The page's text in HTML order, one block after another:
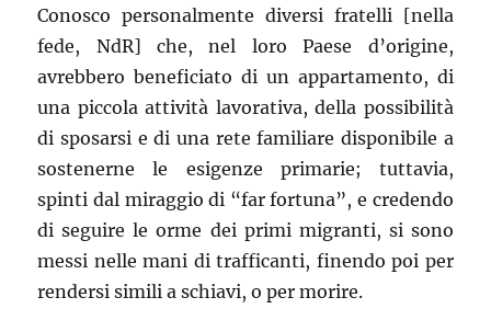
Conosco personalmente diversi fratelli [nella
fede, NdR] che, nel loro Paese d’origine,
avrebbero beneficiato di un appartamento, di
una piccola attività lavorativa, della possibilità
di sposarsi e di una rete familiare disponibile a
sostenerne le esigenze primarie; tuttavia,
spinti dal miraggio di “far fortuna”, e credendo
di seguire le orme dei primi migranti, si sono
messi nelle mani di trafficanti, finendo poi per
rendersi simili a schiavi, o per morire.